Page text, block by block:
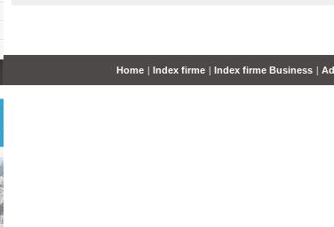
Home | Index firme | Index firme Business |